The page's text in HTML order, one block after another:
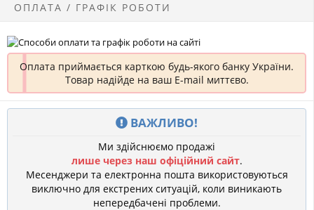
ОПЛАТА / ГРАФІК РОБОТИ
Оплата приймається карткою будь-якого банку України.
Товар надійде на ваш E-mail миттєво.
ВАЖЛИВО!
Ми здійснюємо продажі
лише через наш офіційний сайт.
Месенджери та електронна пошта використовуються
виключно для екстрених ситуацій, коли виникають
непередбачені проблеми.